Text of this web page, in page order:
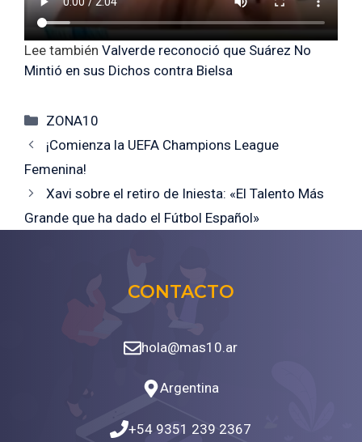
Lee también Valverde reconoció que Suárez No
Mintió en sus Dichos contra Bielsa
Categorías
ZONA10
¡Comienza la UEFA Champions League
Femenina!
Xavi sobre el retiro de Iniesta: «El Talento Más
Grande que ha dado el Fútbol Español»
CONTACTO
hola@mas10.ar
Argentina
+54 9351 239 2367